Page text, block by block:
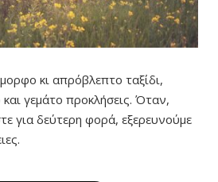
κι απρόβλεπτο ταξίδι,
γεμάτο προκλήσεις. Όταν,
για δεύτερη φορά, εξερευνούμε